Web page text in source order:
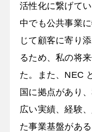
活性化に繋げて
中でも公共事業
じて顧客に寄り
るため、私の将
た。また、NEC
国に拠点があり
広い実績、経験
た事業基盤があ